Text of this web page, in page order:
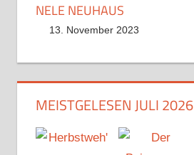
NELE NEUHAUS
13. November 2023
MEISTGELESEN JULI 2026